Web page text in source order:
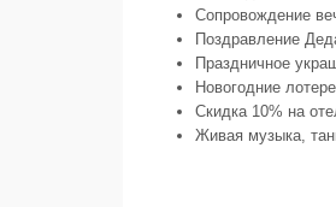
Сопровождение
Поздравление
Праздничное
Новогодние
Скидка 10% на
Живая музыка,